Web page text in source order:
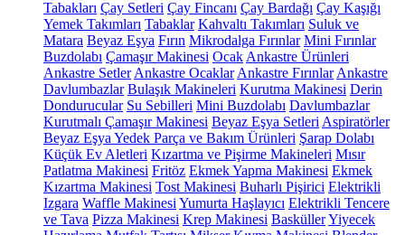
Tabakları Çay Setleri Çay Fincanı Çay Bardağı Çay Kaşığı
Yemek Takımları Tabaklar Kahvaltı Takımları Suluk ve
Matara Beyaz Eşya Fırın Mikrodalga Fırınlar Mini Fırınlar
Buzdolabı Çamaşır Makinesi Ocak Ankastre Ürünleri
Ankastre Setler Ankastre Ocaklar Ankastre Fırınlar Ankastre
Davlumbazlar Bulaşık Makineleri Kurutma Makinesi Derin
Dondurucular Su Sebilleri Mini Buzdolabı Davlumbazlar
Kurutmalı Çamaşır Makinesi Beyaz Eşya Setleri Aspiratörler
Beyaz Eşya Yedek Parça ve Bakım Ürünleri Şarap Dolabı
Küçük Ev Aletleri Kızartma ve Pişirme Makineleri Mısır
Patlatma Makinesi Fritöz Ekmek Yapma Makinesi Ekmek
Kızartma Makinesi Tost Makinesi Buharlı Pişirici Elektrikli
Izgara Waffle Makinesi Yumurta Haşlayıcı Elektrikli Tencere
ve Tava Pizza Makinesi Krep Makinesi BasküllerYiyecek